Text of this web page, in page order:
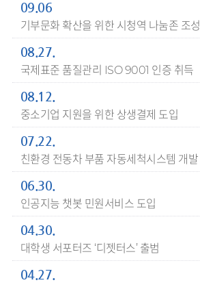
09.06
기부문화 확산을 위한 시청역 나눔존 조성
08.27.
국제표준 품질관리 ISO 9001 인증 취득
08.12.
중소기업 지원을 위한 상생결제 도입
07.22.
친환경 전동차 부품 자동세척시스템 개발
06.30.
인공지능 챗봇 민원서비스 도입
04.30.
대학생 서포터즈 ‘디젯터스’ 출범
04.27.